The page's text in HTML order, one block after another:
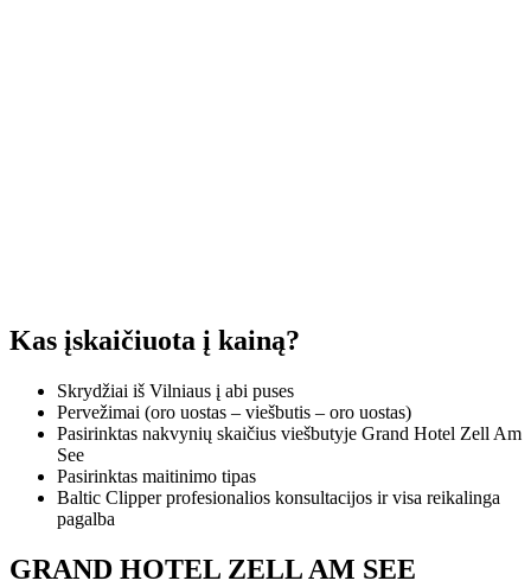
Kas įskaičiuota į kainą?
Skrydžiai iš Vilniaus į abi puses
Pervežimai (oro uostas – viešbutis – oro uostas)
Pasirinktas nakvynių skaičius viešbutyje Grand Hotel Zell Am
See
Pasirinktas maitinimo tipas
Baltic Clipper profesionalios konsultacijos ir visa reikalinga
pagalba
GRAND HOTEL ZELL AM SEE